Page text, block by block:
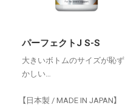
パーフェクトJ S-S
大きいボトムのサイズが恥ず
かしい…
【日本製 / MADE IN JAPAN】